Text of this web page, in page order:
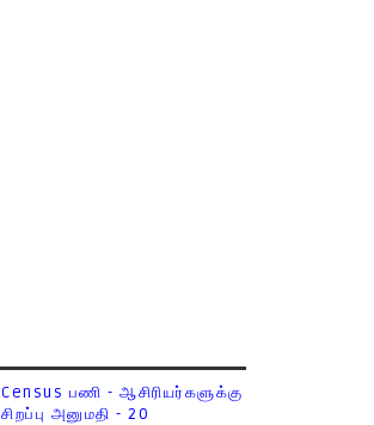
Census பணி - ஆசிரியர்களுக்கு
சிறப்பு அனுமதி - 20